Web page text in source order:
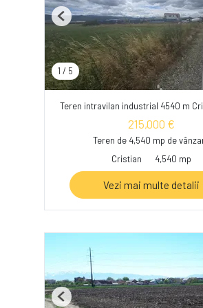
1 / 5
Previous
Teren intravilan industrial 4540 m
215,000 €
Teren de 4,540 mp de
Cristian
4,540 mp
Vezi mai multe detalii
Previous